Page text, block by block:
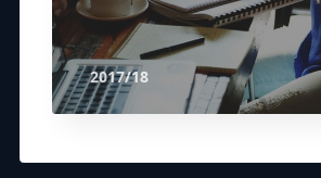
2017/18